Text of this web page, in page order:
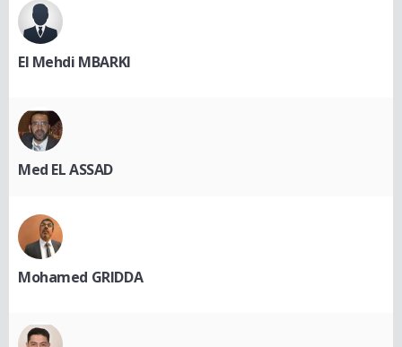
El Mehdi MBARKI
Med EL ASSAD
Mohamed GRIDDA